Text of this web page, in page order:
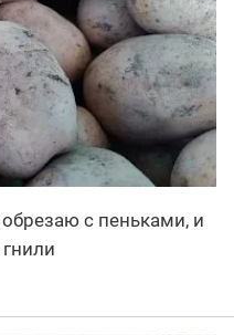
обрезаю с пеньками, и